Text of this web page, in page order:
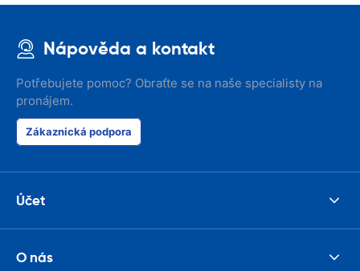
Nápověda a kontakt
Potřebujete pomoc? Obraťte se na naše specialisty na
pronájem.
Zákaznická podpora
Účet
O nás